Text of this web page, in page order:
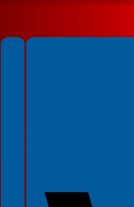
Spełniamy standardy WCAG 2.2
Spełniamy standardy W3C